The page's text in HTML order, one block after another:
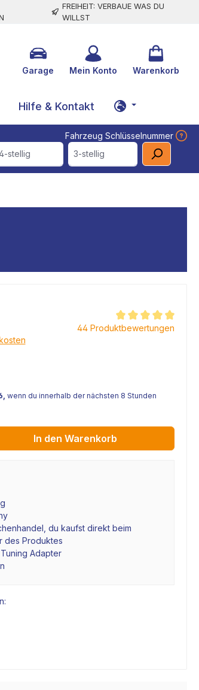
FREIHEIT: VERBAUE WAS DU
WILLST
Garage Mein Konto Warenkorb
Hilfe & Kontakt
Fahrzeug Schlüsselnummer
3-stellig
Durchschnittliche
44 Produktbewertungen
wenn du innerhalb der nächsten 8 Stunden
In den Warenkorb
du kaufst direkt beim
des Produktes
Adapter